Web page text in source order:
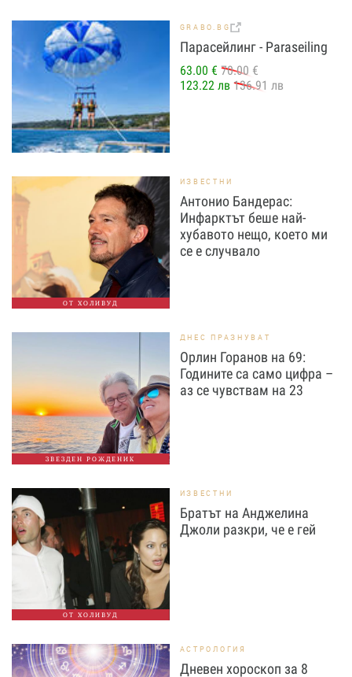
GRABO.BG
Парасейлинг - Paraseiling
63.00 € 70.00 €
123.22 лв 136.91 лв
ОТ ХОЛИВУД
ИЗВЕСТНИ
Антонио Бандерас:
Инфарктът беше най-
хубавото нещо, което ми
се е случвало
ЗВЕЗДЕН РОЖДЕНИК
ДНЕС ПРАЗНУВАТ
Орлин Горанов на 69:
Годините са само цифра –
аз се чувствам на 23
ОТ ХОЛИВУД
ИЗВЕСТНИ
Братът на Анджелина
Джоли разкри, че е гей
АСТРОЛОГИЯ
Дневен хороскоп за 8